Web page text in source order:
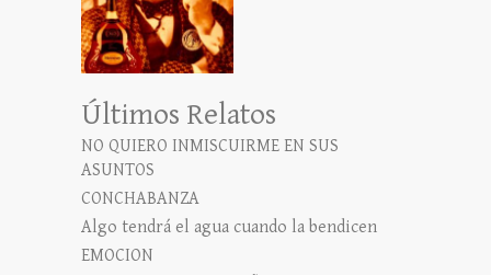
Últimos Relatos
NO QUIERO INMISCUIRME EN SUS
ASUNTOS
CONCHABANZA
Algo tendrá el agua cuando la bendicen
EMOCION